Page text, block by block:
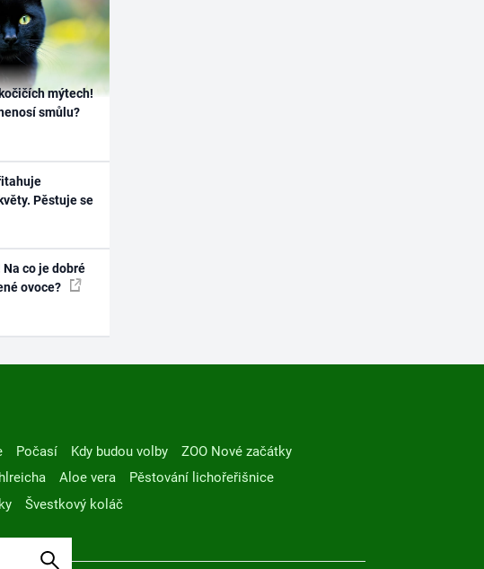
mýtech!
smůlu?
Pěstuje se
co je dobré
ovoce?
Počasí Kdy budou volby
ZOO Nové začátky
Aloe vera
Pěstování lichořeřišnice
Švestkový koláč